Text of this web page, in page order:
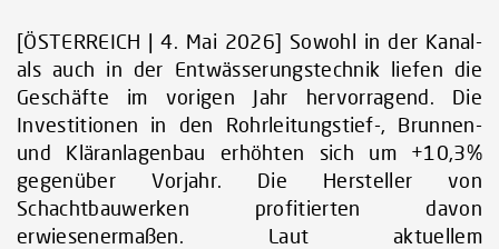
[ÖSTERREICH | 4. Mai 2026] Sowohl in der Kanal-
als auch in der Entwässerungstechnik liefen die
Geschäfte im vorigen Jahr hervorragend. Die
Investitionen in den Rohrleitungstief-, Brunnen-
und Kläranlagenbau erhöhten sich um +10,3%
gegenüber Vorjahr. Die Hersteller von
Schachtbauwerken profitierten davon
erwiesenermaßen. Laut aktuellem